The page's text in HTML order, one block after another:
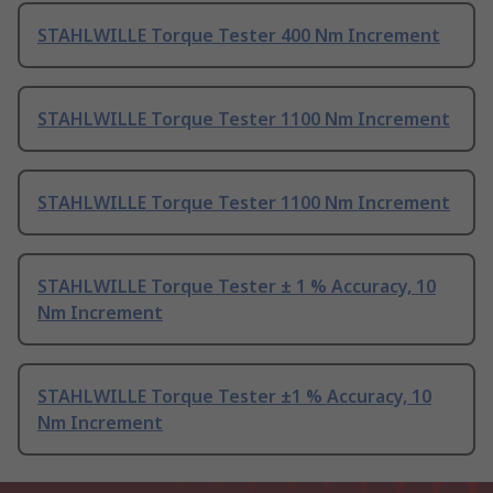
STAHLWILLE Torque Tester 400 Nm Increment
STAHLWILLE Torque Tester 1100 Nm Increment
STAHLWILLE Torque Tester 1100 Nm Increment
STAHLWILLE Torque Tester ± 1 % Accuracy, 10
Nm Increment
STAHLWILLE Torque Tester ±1 % Accuracy, 10
Nm Increment